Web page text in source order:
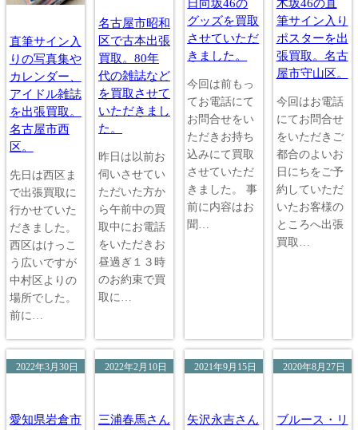
直筆サイン入
りの写真集や
カレンダー、
アイドル雑誌
を出張買取。
名古屋市西
区。
先日は西区ま
で出張買取に
行かせていた
だきました。
西区はけっこ
う広いですが
中村区よりの
場所でした。
前に…
名古屋市昭和
区で古本出張
買取。80年
代の雑誌など
を買取させて
いただきまし
た。
昨日は以前お
伺いさせてい
ただいた方か
ら午前中の買
取中にお電話
をいただきお
昼過ぎ１３時
のお約束で買
取に…
日向坂46の
グッズを買取
させていただ
きました。
今回は前もっ
てお電話にて
お問合せをい
ただきお持ち
込みにて買取
させていただ
きました。 事
前に内容はお
聞…
木坂46の直
筆サイン入り
ポスターを出
張買取。名古
屋市守山区。
今回はお電話
にてお問合せ
をいただきご
都合のよいお
日にちをご予
約していただ
いたお客様の
ところへ出張
買取…
2022年3月30日
愛知県岩倉市
2022年2月10日
三浦春馬さん
2021年9月15日
矢沢永吉さん
2020年8月27日
ブルース・リ